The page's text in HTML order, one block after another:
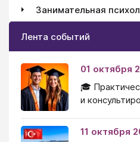
Занимательная
Лента событий
01 октября
🎓
и
11 октября